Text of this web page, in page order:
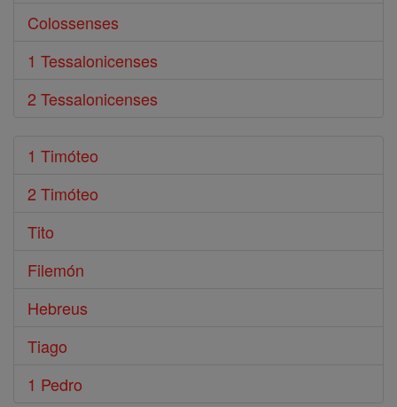
Colossenses
1 Tessalonicenses
2 Tessalonicenses
1 Timóteo
2 Timóteo
Tito
Filemón
Hebreus
Tiago
1 Pedro